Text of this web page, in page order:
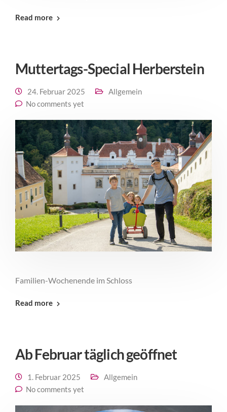
Read more
Muttertags-Special Herberstein
24. Februar 2025
Allgemein
No comments yet
Familien-Wochenende im Schloss
Read more
Ab Februar täglich geöffnet
1. Februar 2025
Allgemein
No comments yet